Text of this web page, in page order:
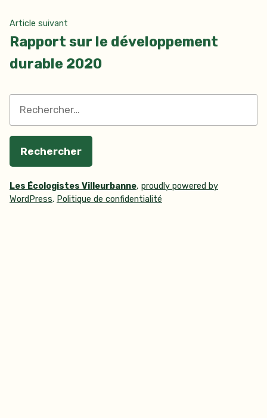
Article suivant
suivant
Rapport sur le développement
durable 2020
Les Écologistes Villeurbanne, proudly powered by
WordPress. Politique de confidentialité